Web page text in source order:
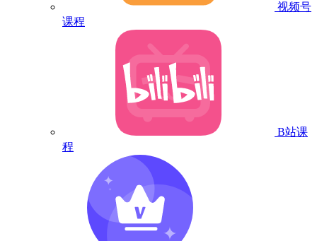
视频号
课程
B站课
程